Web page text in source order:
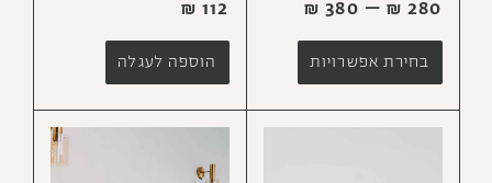
₪ 280
–
₪ 380
בחירת אפשרויות
₪ 112
הוספה לעגלה